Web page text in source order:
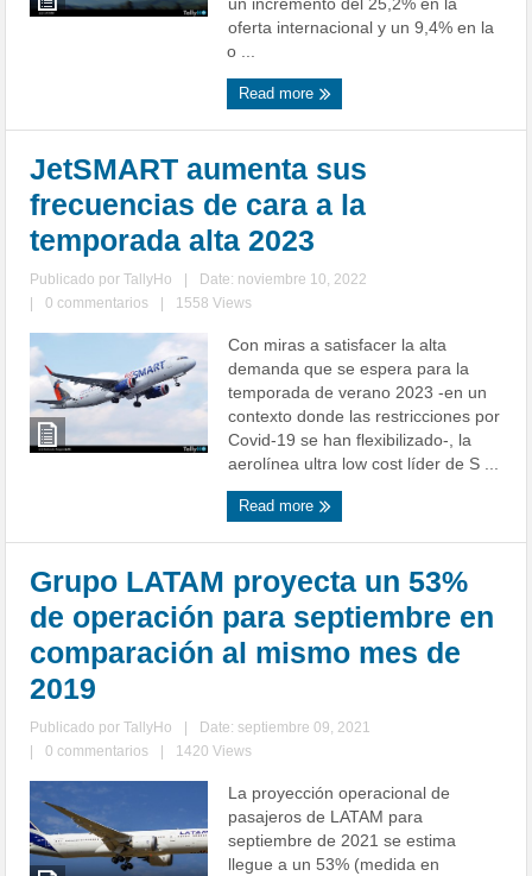
un incremento del 25,2% en la
oferta internacional y un 9,4% en la
o ...
Read more
JetSMART aumenta sus
frecuencias de cara a la
temporada alta 2023
Publicado porTallyHo
Date: noviembre 10, 2022
0 commentarios 1558 Views
Con miras a satisfacer la alta
demanda que se espera para la
temporada de verano 2023 -en un
contexto donde las restricciones por
Covid-19 se han flexibilizado-, la
aerolínea ultra low cost líder de S ...
Read more
Grupo LATAM proyecta un 53%
de operación para septiembre en
comparación al mismo mes de
2019
Publicado porTallyHo
Date: septiembre 09, 2021
0 commentarios 1420 Views
La proyección operacional de
pasajeros de LATAM para
septiembre de 2021 se estima
llegue a un 53% (medida en